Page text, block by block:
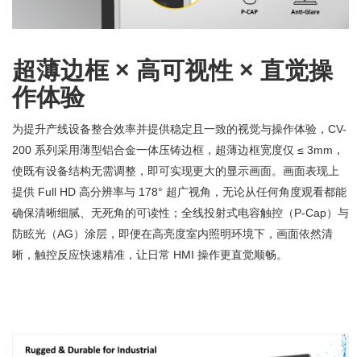
超薄边框 × 高可视性 × 直觉操
作体验
为提升产线设备整合效率并提供稳定且一致的视觉与操作体验，CV-
200 系列采用薄型铝合金一体压铸边框，超薄边框宽度仅 ≤ 3mm，
使既有设备结构无需调整，即可实现更大的显示画面。画面表现上
提供 Full HD 高分辨率与 178° 超广视角，无论从任何角度观看都能
确保清晰细腻、无死角的可读性；全线投射式电容触控（P-Cap）与
防眩光（AG）涂层，即便在高亮度室内照明环境下，画面依然清
晰，触控反应快速精准，让日常 HMI 操作更直觉顺畅。